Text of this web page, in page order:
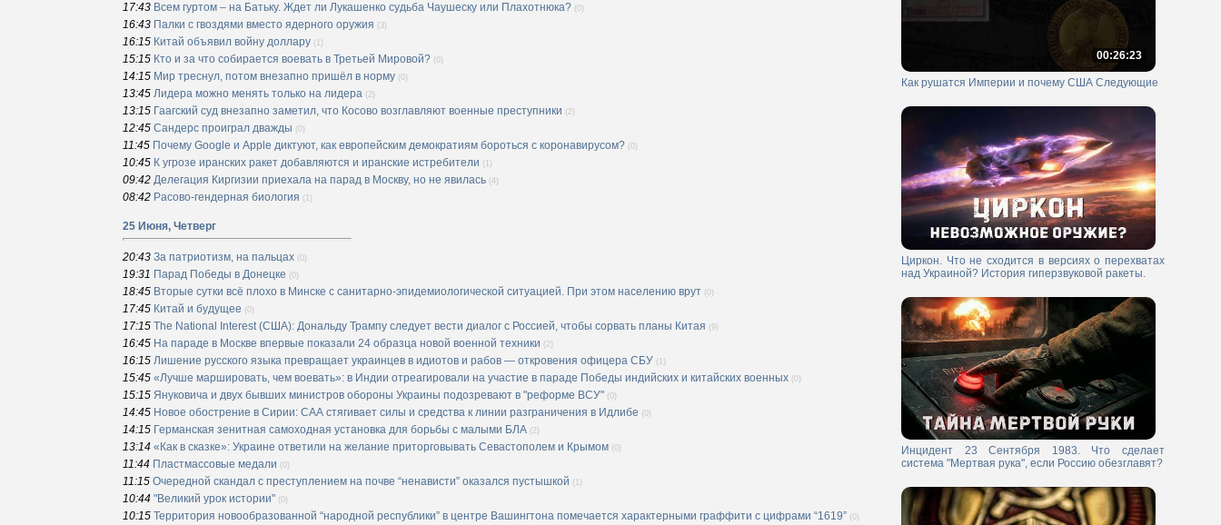
17:43 Всем гуртом – на Батьку. Ждет ли Лукашенко судьба Чаушеску или Плахотнюка? (0)
16:43 Палки с гвоздями вместо ядерного оружия (3)
16:15 Китай объявил войну доллару (1)
15:15 Кто и за что собирается воевать в Третьей Мировой? (0)
14:15 Мир треснул, потом внезапно пришёл в норму (0)
13:45 Лидера можно менять только на лидера (2)
13:15 Гаагский суд внезапно заметил, что Косово возглавляют военные преступники (2)
12:45 Сандерс проиграл дважды (0)
11:45 Почему Google и Apple диктуют, как европейским демократиям бороться с коронавирусом? (0)
10:45 К угрозе иранских ракет добавляются и иранские истребители (1)
09:42 Делегация Киргизии приехала на парад в Москву, но не явилась (4)
08:42 Расово-гендерная биология (1)
25 Июня, Четверг
20:43 За патриотизм, на пальцах (0)
19:31 Парад Победы в Донецке (0)
18:45 Вторые сутки всё плохо в Минске с санитарно-эпидемиологической ситуацией. При этом населению врут (0)
17:45 Китай и будущее (0)
17:15 The National Interest (США): Дональду Трампу следует вести диалог с Россией, чтобы сорвать планы Китая (9)
16:45 На параде в Москве впервые показали 24 образца новой военной техники (2)
16:15 Лишение русского языка превращает украинцев в идиотов и рабов — откровения офицера СБУ (1)
15:45 «Лучше маршировать, чем воевать»: в Индии отреагировали на участие в параде Победы индийских и китайских военных (0)
15:15 Януковича и двух бывших министров обороны Украины подозревают в "реформе ВСУ" (0)
14:45 Новое обострение в Сирии: САА стягивает силы и средства к линии разграничения в Идлибе (0)
14:15 Германская зенитная самоходная установка для борьбы с малыми БЛА (2)
13:14 «Как в сказке»: Украине ответили на желание приторговывать Севастополем и Крымом (0)
11:44 Пластмассовые медали (0)
11:15 Очередной скандал с преступлением на почве “ненависти” оказался пустышкой (1)
10:44 "Великий урок истории" (0)
10:15 Территория новообразованной “народной республики” в центре Вашингтона помечается характерными граффити с цифрами “1619” (0)
00:26:23
Как рушатся Империи и почему США Следующие
Циркон. Что не сходится в версиях о перехватах
над Украиной? История гиперзвуковой ракеты.
Инцидент 23 Сентября 1983. Что сделает
система "Мертвая рука", если Россию обезглавят?